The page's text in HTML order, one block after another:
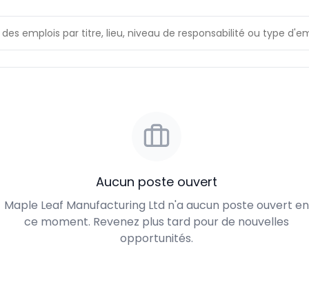
Aucun poste ouvert
Maple Leaf Manufacturing Ltd n'a aucun poste ouvert en
ce moment. Revenez plus tard pour de nouvelles
opportunités.